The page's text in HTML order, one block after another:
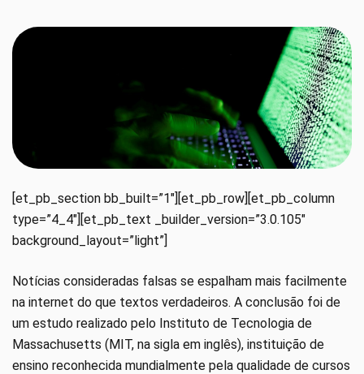
[et_pb_section bb_built=”1″][et_pb_row][et_pb_column
type=”4_4″][et_pb_text _builder_version=”3.0.105″
background_layout=”light”]
Notícias consideradas falsas se espalham mais facilmente
na internet do que textos verdadeiros. A conclusão foi de
um estudo realizado pelo Instituto de Tecnologia de
Massachusetts (MIT, na sigla em inglês), instituição de
ensino reconhecida mundialmente pela qualidade de cursos